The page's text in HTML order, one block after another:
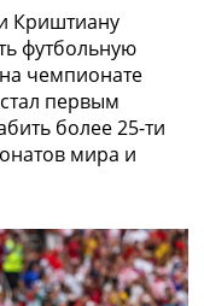
Криштиану
футбольную
чемпионате
первым
более 25-ти
мира и